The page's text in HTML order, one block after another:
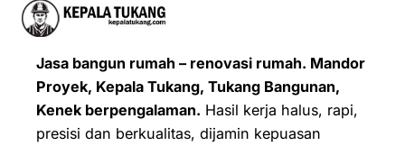
Jasa bangun rumah – renovasi rumah. Mandor
Proyek, Kepala Tukang, Tukang Bangunan,
Kenek berpengalaman. Hasil kerja halus, rapi,
presisi dan berkualitas, dijamin kepuasan